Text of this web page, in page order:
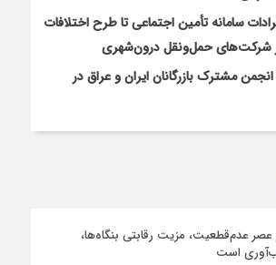
سامانه تأمین اجتماعی تا طرح اختلافات
شرکت‌های حمل‌ونقل درون‌شهری
مشترک بازرگانان ایران و عراق در
عصر عدم‌قطعیت، مزیت رقابتی بنگاه‌ها،
است